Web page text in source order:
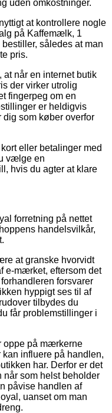
uden omkostninger.
at kontrollere nogle
på Kaffemælk, 1
således at man
pris.
at når en internet butik
der virker utrolig
fingerpeg om en
er heldigvis
dig som køber overfor
eller betalinger med
vælge en
hvis du agter at klare
forretning på nettet
handelsvilkår,
at granske hvorvidt
e-mærket, eftersom det
forsvarer
hyppigt ses til af
tilbydes du
får problemstillinger i
oppe på mærkerne
influere på handlen,
har. Derfor er det
når som helst beholder
påvise handlen af
uanset om man